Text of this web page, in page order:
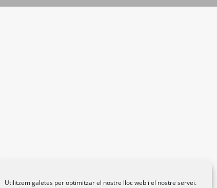
Utilitzem galetes per optimitzar el nostre lloc web i el nostre servei.